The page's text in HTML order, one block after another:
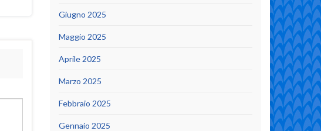
Giugno 2025
Maggio 2025
Aprile 2025
Marzo 2025
Febbraio 2025
Gennaio 2025